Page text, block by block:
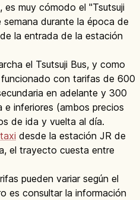
es muy cómodo el "Tsutsuji
semana durante la época de
la entrada de la estación
el Tsutsuji Bus, y como
con tarifas de 600
en adelante y 300
e inferiores (ambos precios
de ida y vuelta al día.
taxi desde la estación JR de
el trayecto cuesta entre
pueden variar según el
es consultar la información